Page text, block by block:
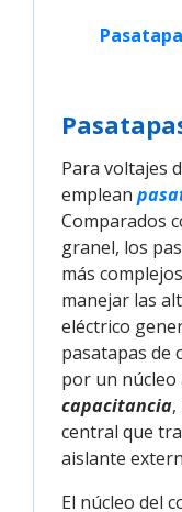
Para voltajes
emplean
Comparados
granel, los
más
manejar las
eléctrico
pasatapas de
por un núcleo
capacitancia
central que
aislante
El núcleo del